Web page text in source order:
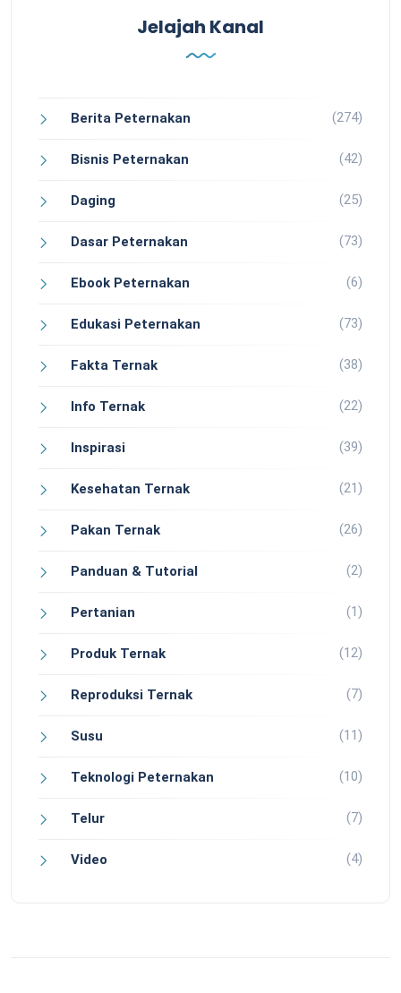
Jelajah Kanal
Berita Peternakan (274)
Bisnis Peternakan (42)
Daging (25)
Dasar Peternakan (73)
Ebook Peternakan (6)
Edukasi Peternakan (73)
Fakta Ternak (38)
Info Ternak (22)
Inspirasi (39)
Kesehatan Ternak (21)
Pakan Ternak (26)
Panduan & Tutorial (2)
Pertanian (1)
Produk Ternak (12)
Reproduksi Ternak (7)
Susu (11)
Teknologi Peternakan (10)
Telur (7)
Video (4)